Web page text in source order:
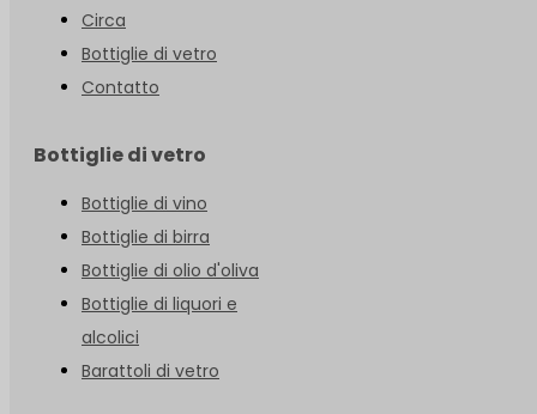
Circa
Bottiglie di vetro
Contatto
Bottiglie di vetro
Bottiglie di vino
Bottiglie di birra
Bottiglie di olio d'oliva
Bottiglie di liquori e
alcolici
Barattoli di vetro